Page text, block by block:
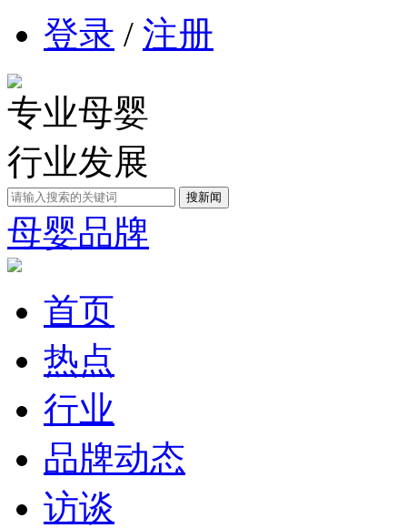
登录 / 注册
专业母婴
行业发展
母婴品牌
首页
热点
行业
品牌动态
访谈